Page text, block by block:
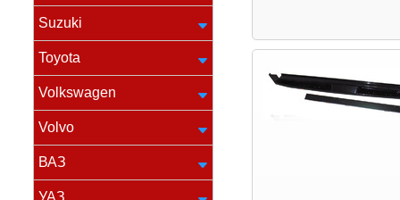
Suzuki
Toyota
Volkswagen
Volvo
ВАЗ
УАЗ